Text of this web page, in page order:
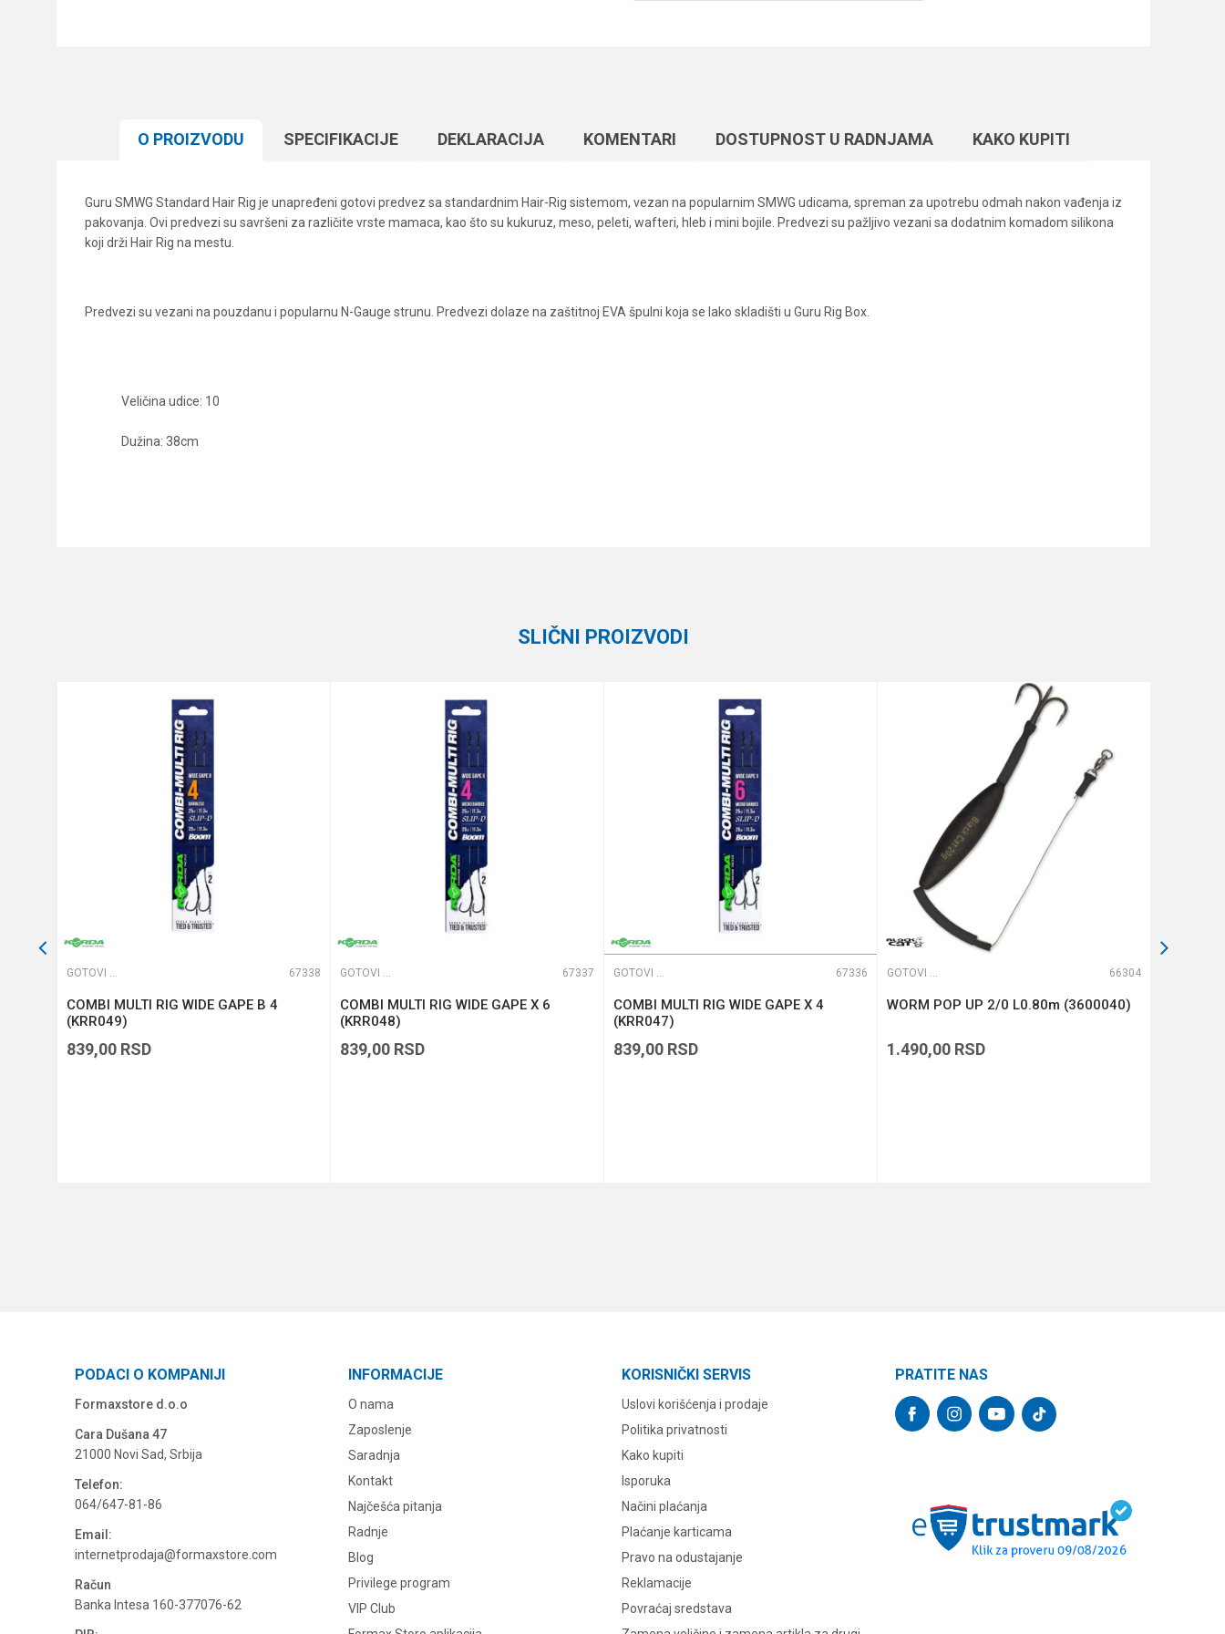
O PROIZVODU SPECIFIKACIJЕ DEKLARACIJA KOMENTARI DOSTUPNOST U RADNJAMA KAKO KUPITI
Guru SMWG Standard Hair Rig je unapređeni gotovi predvez sa standardnim Hair-Rig sistemom, vezan na popularnim SMWG udicama, spreman za upotrebu odmah nakon vađenja iz
pakovanja. Ovi predvezi su savršeni za različite vrste mamaca, kao što su kukuruz, meso, peleti, wafteri, hleb i mini bojile. Predvezi su pažljivo vezani sa dodatnim komadom silikona
koji drži Hair Rig na mestu.
Predvezi su vezani na pouzdanu i popularnu N-Gauge strunu. Predvezi dolaze na zaštitnoj EVA špulni koja se lako skladišti u Guru Rig Box.
Veličina udice: 10
Dužina: 38cm
Anti-spam zaštita - izračunajte koliko je 2 + 3 :
SLIČNI PROIZVODI
GOTOVI PREDVEZI 67338
COMBI MULTI RIG WIDE GAPE B 4
(KRR049)
839,00 RSD
GOTOVI PREDVEZI 67337
COMBI MULTI RIG WIDE GAPE X 6
(KRR048)
839,00 RSD
GOTOVI PREDVEZI 67336
COMBI MULTI RIG WIDE GAPE X 4
(KRR047)
839,00 RSD
GOTOVI PREDVEZI 66304
WORM POP UP 2/0 L0.80m (3600040)
1.490,00 RSD
PODACI O KOMPANIJI
Formaxstore d.o.o
Cara Dušana 47
21000 Novi Sad, Srbija
Telefon:
064/647-81-86
Email:
internetprodaja@formaxstore.com
Račun
Banka Intesa 160-377076-62
INFORMACIJE
O nama
Zaposlenje
Saradnja
Kontakt
Najčešća pitanja
Radnje
Blog
Privilege program
VIP Club
KORISNIČKI SERVIS
Uslovi korišćenja i prodaje
Politika privatnosti
Kako kupiti
Isporuka
Načini plaćanja
Plaćanje karticama
Pravo na odustajanje
Reklamacije
Povraćaj sredstava
PRATITE NAS